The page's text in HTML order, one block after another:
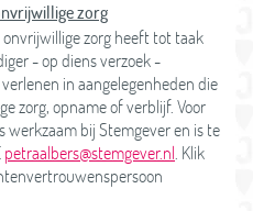
zorg
zorg heeft tot taak
- op diens verzoek -
in aangelegenheden die
zorg, opname of verblijf. Voor
werkzaam bij Stemgever en is te
petraalbers@stemgever.nl. Klik